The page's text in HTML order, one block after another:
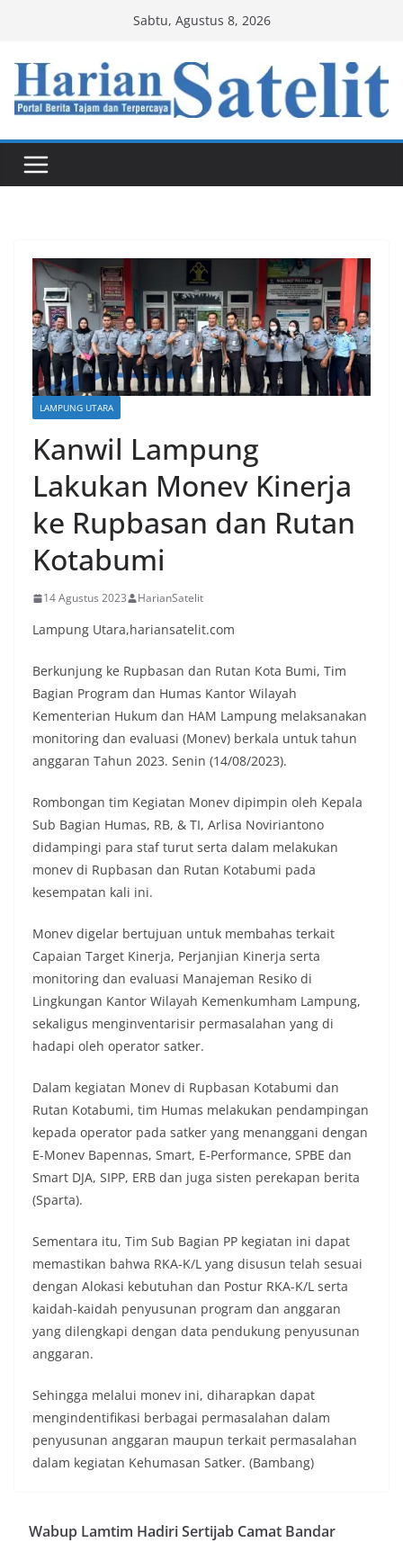
content
Sabtu, Agustus 8, 2026
LAMPUNG UTARA
Kanwil Lampung
Lakukan Monev Kinerja
ke Rupbasan dan Rutan
Kotabumi
14 Agustus 2023 HarianSatelit
Lampung Utara,hariansatelit.com
Berkunjung ke Rupbasan dan Rutan Kota Bumi, Tim
Bagian Program dan Humas Kantor Wilayah
Kementerian Hukum dan HAM Lampung melaksanakan
monitoring dan evaluasi (Monev) berkala untuk tahun
anggaran Tahun 2023. Senin (14/08/2023).
Rombongan tim Kegiatan Monev dipimpin oleh Kepala
Sub Bagian Humas, RB, & TI, Arlisa Noviriantono
didampingi para staf turut serta dalam melakukan
monev di Rupbasan dan Rutan Kotabumi pada
kesempatan kali ini.
Monev digelar bertujuan untuk membahas terkait
Capaian Target Kinerja, Perjanjian Kinerja serta
monitoring dan evaluasi Manajeman Resiko di
Lingkungan Kantor Wilayah Kemenkumham Lampung,
sekaligus menginventarisir permasalahan yang di
hadapi oleh operator satker.
Dalam kegiatan Monev di Rupbasan Kotabumi dan
Rutan Kotabumi, tim Humas melakukan pendampingan
kepada operator pada satker yang menanggani dengan
E-Monev Bapennas, Smart, E-Performance, SPBE dan
Smart DJA, SIPP, ERB dan juga sisten perekapan berita
(Sparta).
Sementara itu, Tim Sub Bagian PP kegiatan ini dapat
memastikan bahwa RKA-K/L yang disusun telah sesuai
dengan Alokasi kebutuhan dan Postur RKA-K/L serta
kaidah-kaidah penyusunan program dan anggaran
yang dilengkapi dengan data pendukung penyusunan
anggaran.
Sehingga melalui monev ini, diharapkan dapat
mengindentifikasi berbagai permasalahan dalam
penyusunan anggaran maupun terkait permasalahan
dalam kegiatan Kehumasan Satker. (Bambang)
Wabup Lamtim Hadiri Sertijab Camat Bandar